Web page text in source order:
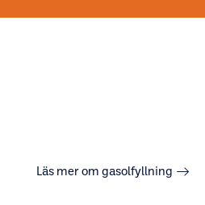
Läs mer om gasolfyllning